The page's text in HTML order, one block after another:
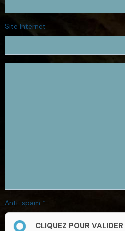
Site Internet
Anti-spam
CLIQUEZ POUR VALIDER